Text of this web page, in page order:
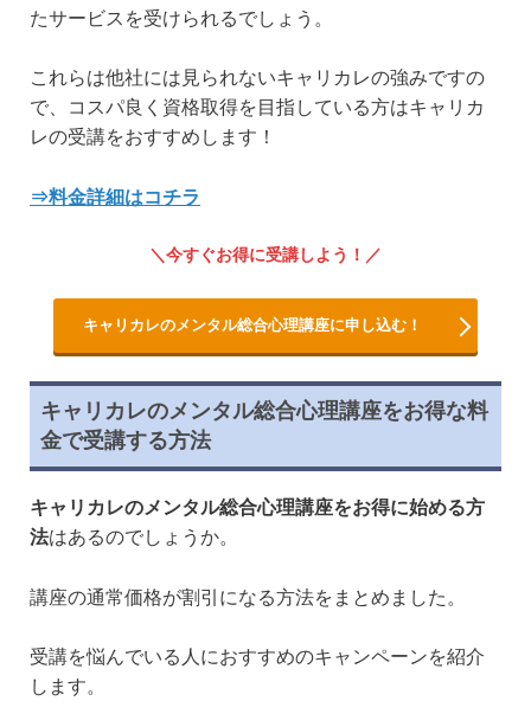
たサービスを受けられるでしょう。
これらは他社には見られないキャリカレの強みですの
で、コスパ良く資格取得を目指している方はキャリカ
レの受講をおすすめします！
⇒料金詳細はコチラ
今すぐお得に受講しよう！
キャリカレのメンタル総合心理講座に申し込む！
キャリカレのメンタル総合心理講座をお得な料
金で受講する方法
キャリカレのメンタル総合心理講座をお得に始める方
法はあるのでしょうか。
講座の通常価格が割引になる方法をまとめました。
受講を悩んでいる人におすすめのキャンペーンを紹介
します。